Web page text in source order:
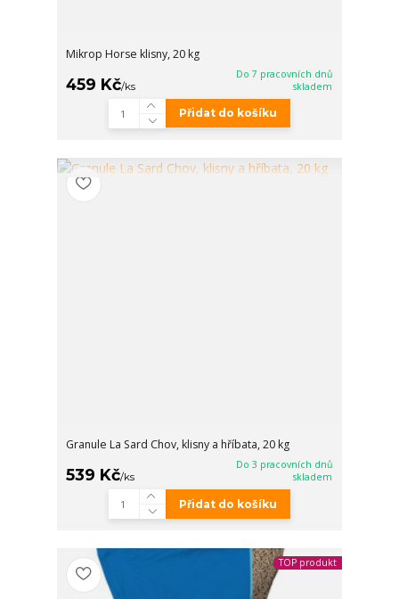
Mikrop Horse klisny, 20 kg
459 Kč/ks
Do 7 pracovních dnů
skladem
Přidat do košíku
Granule La Sard Chov, klisny a hříbata, 20 kg
539 Kč/ks
Do 3 pracovních dnů
skladem
Přidat do košíku
TOP produkt